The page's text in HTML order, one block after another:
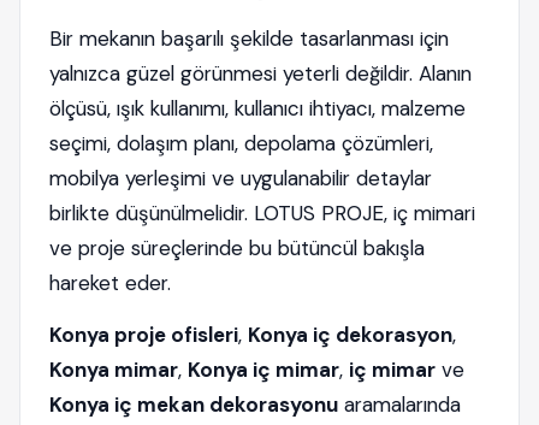
Bir mekanın başarılı şekilde tasarlanması için
yalnızca güzel görünmesi yeterli değildir. Alanın
ölçüsü, ışık kullanımı, kullanıcı ihtiyacı, malzeme
seçimi, dolaşım planı, depolama çözümleri,
mobilya yerleşimi ve uygulanabilir detaylar
birlikte düşünülmelidir. LOTUS PROJE, iç mimari
ve proje süreçlerinde bu bütüncül bakışla
hareket eder.
Konya proje ofisleri, Konya iç dekorasyon,
Konya mimar, Konya iç mimar, iç mimar ve
Konya iç mekan dekorasyonu aramalarında